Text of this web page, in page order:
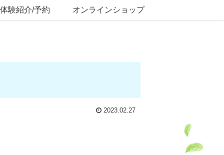
体験紹介/予約 オンラインショップ
2023.02.27